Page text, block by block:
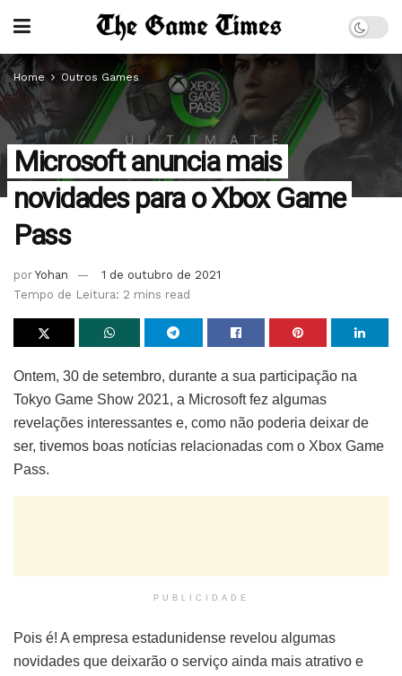
Home Outros Games
Microsoft anuncia mais
novidades para o Xbox Game
Pass
por Yohan
1 de outubro de 2021
Tempo de Leitura: 2 mins read
Ontem, 30 de setembro, durante a sua participação na
Tokyo Game Show 2021, a Microsoft fez algumas
revelações interessantes e, como não poderia deixar de
ser, tivemos boas notícias relacionadas com o Xbox Game
Pass.
PUBLICIDADE
Pois é! A empresa estadunidense revelou algumas
novidades que deixarão o serviço ainda mais atrativo e